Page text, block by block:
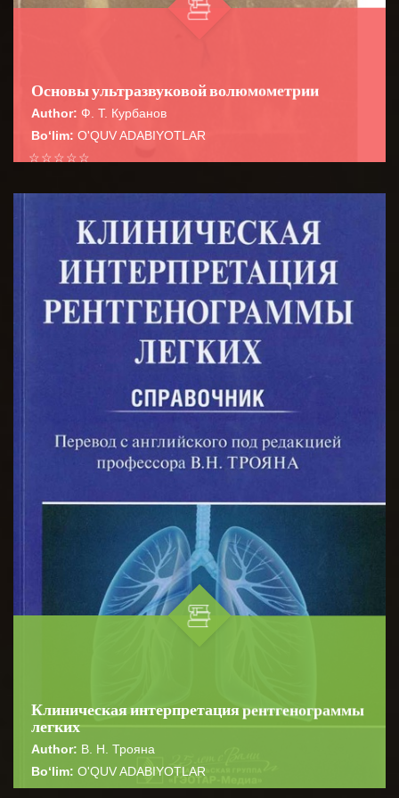
Основы ультразвуковой волюмометрии
Author: Ф. Т. Курбанов
Bo‘lim: O'QUV ADABIYOTLAR
☆
☆
☆
☆
☆
В руководстве систематизированы
волюмометрические расчеты в практической
ультразвуковой диагностике, необходимые для пов...
BATAFSIL...
Клиническая интерпретация рентгенограммы
легких
Author: В. Н. Трояна
Bo‘lim: O'QUV ADABIYOTLAR